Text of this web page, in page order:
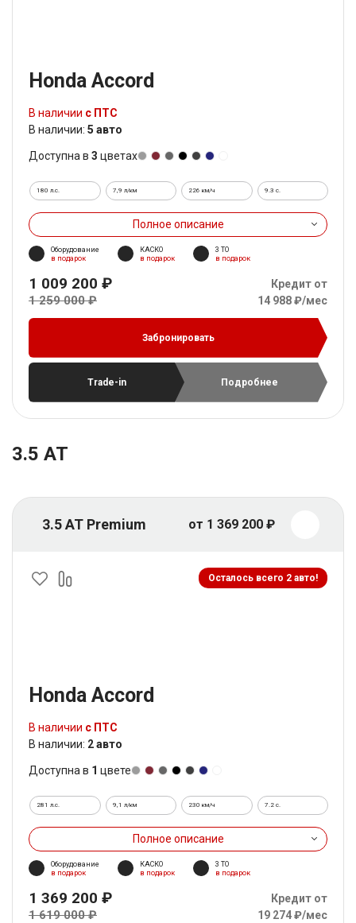
Honda Accord
В наличии с ПТС
В наличии: 5 авто
Доступна в 3 цветах
180 л.с. 7,9 л/км 226 км/ч 9.3 c.
Полное описание
Оборудование
в подарок
КАСКО
в подарок
3 ТО
в подарок
1 009 200 ₽
1 259 000 ₽
Кредит от
14 988 ₽/мес
Забронировать
Trade-in Подробнее
3.5 AT
3.5 AT Premium от 1 369 200 ₽
Осталось всего 2 авто!
Honda Accord
В наличии с ПТС
В наличии: 2 авто
Доступна в 1 цвете
281 л.с. 9,1 л/км 230 км/ч 7.2 c.
Полное описание
Оборудование
в подарок
КАСКО
в подарок
3 ТО
в подарок
1 369 200 ₽
1 619 000 ₽
Кредит от
19 274 ₽/мес